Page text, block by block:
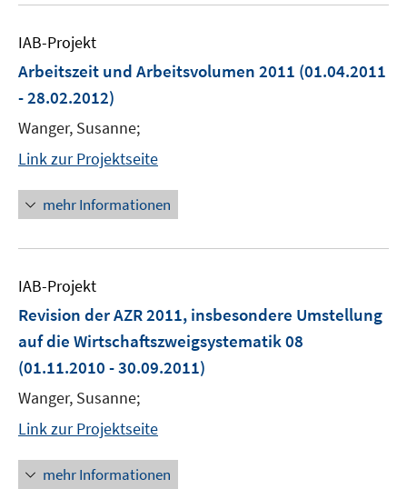
IAB-Projekt
Arbeitszeit und Arbeitsvolumen 2011 (01.04.2011
- 28.02.2012)
Wanger, Susanne;
Link zur Projektseite
mehr Informationen
IAB-Projekt
Revision der AZR 2011, insbesondere Umstellung
auf die Wirtschaftszweigsystematik 08
(01.11.2010 - 30.09.2011)
Wanger, Susanne;
Link zur Projektseite
mehr Informationen